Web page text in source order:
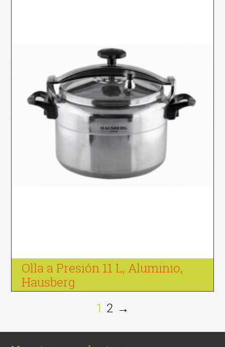
Olla a Presión 11 L, Aluminio,
Hausberg
1 2 →